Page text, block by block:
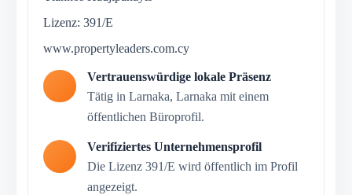
Lizenz: 391/E
www.propertyleaders.com.cy
Vertrauenswürdige lokale Präsenz
Tätig in Larnaka, Larnaka mit einem
öffentlichen Büroprofil.
Verifiziertes Unternehmensprofil
Die Lizenz 391/E wird öffentlich im Profil
angezeigt.